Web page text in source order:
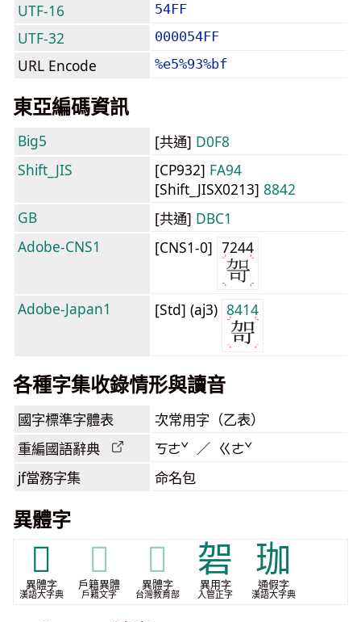
UTF-16 54FF
UTF-32 000054FF
URL Encode %e5%93%bf
東亞編碼資訊
Big5 [共通] D0F8
Shift_JIS
[CP932] FA94
[Shift_JISX0213] 8842
GB
[共通] DBC1
Adobe-CNS1
[CNS1-0] 7244
Adobe-Japan1 [Std] (aj3) 8414
各種字集收錄情形與讀音
國字標準字體表 次常用字（乙表）
重編國語辭典 ㄎㄜˇ ／ ㄍㄜˇ
jf當務字集 命名包
異體字
𠵲
異體字
漢語大字典
𠵲
戶籍異體
戶籍文字
𠵲
異體字
台灣教育部
䂟
異用字
入管正字
珈
通假字
漢語大字典